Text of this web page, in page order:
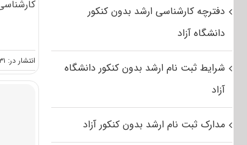
انتشار در: ۳۱ فروردین, ۱۳۹۲
دفترچه کارشناسی ارشد بدون کنکور
دانشگاه آزاد
شرایط ثبت نام ارشد بدون کنکور دانشگاه
آزاد
مدارک ثبت نام ارشد بدون کنکور آزاد